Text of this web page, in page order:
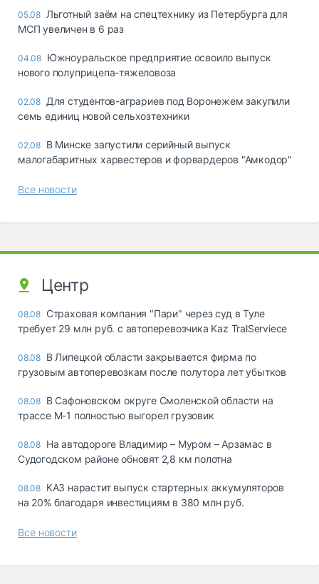
05.08 Льготный заём на спецтехнику из Петербурга для
МСП увеличен в 6 раз
04.08 Южноуральское предприятие освоило выпуск
нового полуприцепа-тяжеловоза
02.08 Для студентов-аграриев под Воронежем закупили
семь единиц новой сельхозтехники
02.08 В Минске запустили серийный выпуск
малогабаритных харвестеров и форвардеров "Амкодор"
Все новости
Центр
08.08 Страховая компания "Пари" через суд в Туле
требует 29 млн руб. с автоперевозчика Kaz TralServiece
08.08 В Липецкой области закрывается фирма по
грузовым автоперевозкам после полутора лет убытков
08.08 В Сафоновском округе Смоленской области на
трассе М-1 полностью выгорел грузовик
08.08 На автодороге Владимир – Муром – Арзамас в
Судогодском районе обновят 2,8 км полотна
08.08 КАЗ нарастит выпуск стартерных аккумуляторов
на 20% благодаря инвестициям в 380 млн руб.
Все новости